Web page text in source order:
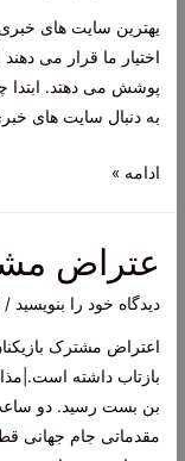
(لینک)
/
تکلیف
قیمت‌ها
می‌شود؟
یهترین سایت های خبری
اختیار ما قرار می
پوشش می دهتد. ابتدا
به دنبال سایت های
سایت
جدید
ادامه »
عتراض
دیدگاه‌ خود را بنویسید /
اعتراض مشترک
بازتاب داشته
بن بست رسید. دو
مقدماتی جام جهانی